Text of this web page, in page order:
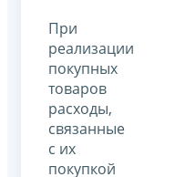
При
реализации
покупных
товаров
расходы,
связанные
с их
покупкой